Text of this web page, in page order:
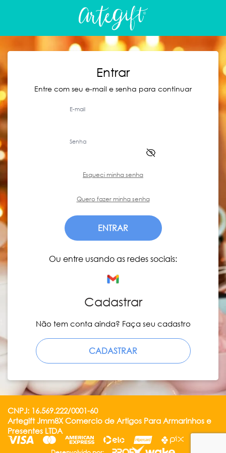
Entrar
Entre com seu e-mail e senha para continuar
E-mail
Senha
Esqueci minha senha
Quero fazer minha senha
ENTRAR
Ou entre usando as redes sociais:
Cadastrar
Não tem conta ainda? Faça seu cadastro
CADASTRAR
CNPJ: 16.569.222/0001-60
Artegift Jmm8X Comercio de Artigos Para Armarinhos e
Presentes LTDA